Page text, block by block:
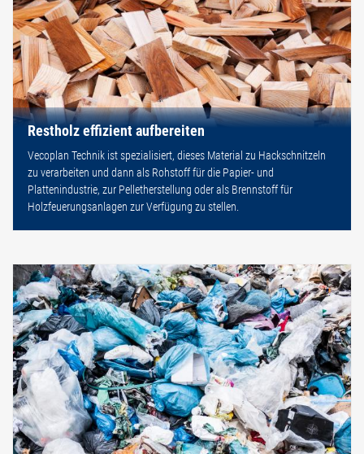
Restholz effizient aufbereiten
Vecoplan Technik ist spezialisiert, dieses Material zu Hackschnitzeln
zu verarbeiten und dann als Rohstoff für die Papier- und
Plattenindustrie, zur Pelletherstellung oder als Brennstoff für
Holzfeuerungsanlagen zur Verfügung zu stellen.